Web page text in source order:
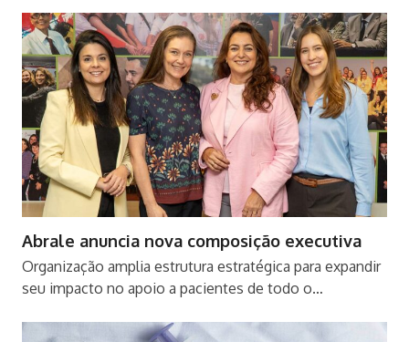
Abrale anuncia nova composição executiva
Organização amplia estrutura estratégica para expandir
seu impacto no apoio a pacientes de todo o…